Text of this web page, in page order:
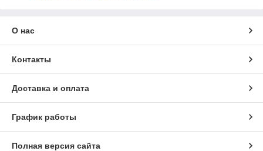
О нас
Контакты
Доставка и оплата
График работы
Полная версия сайта